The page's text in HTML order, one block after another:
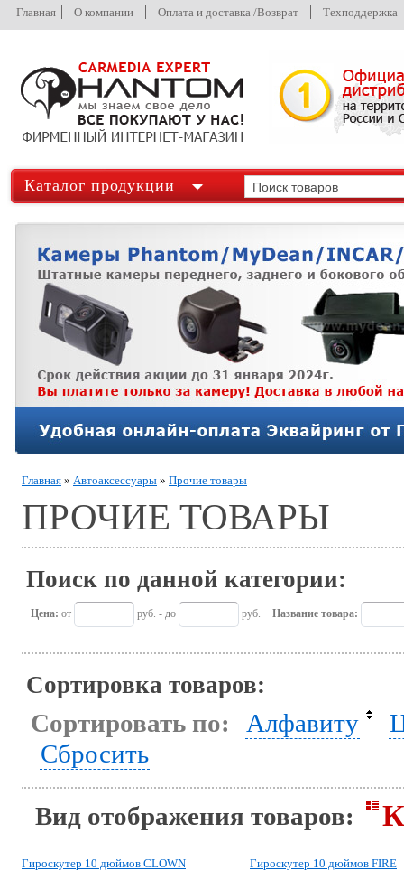
Главная О компании Оплата и доставка /Возврат Техподдержка
Каталог продукции
Главная » Автоаксессуары » Прочие товары
ПРОЧИЕ ТОВАРЫ
Поиск по данной категории:
Цена: от руб. - до руб. Название товара:
Сортировка товаров:
Сортировать по: Алфавиту
Сбросить
Вид отображения товаров:
Гироскутер 10 дюймов CLOWN Гироскутер 10 дюймов FIRE